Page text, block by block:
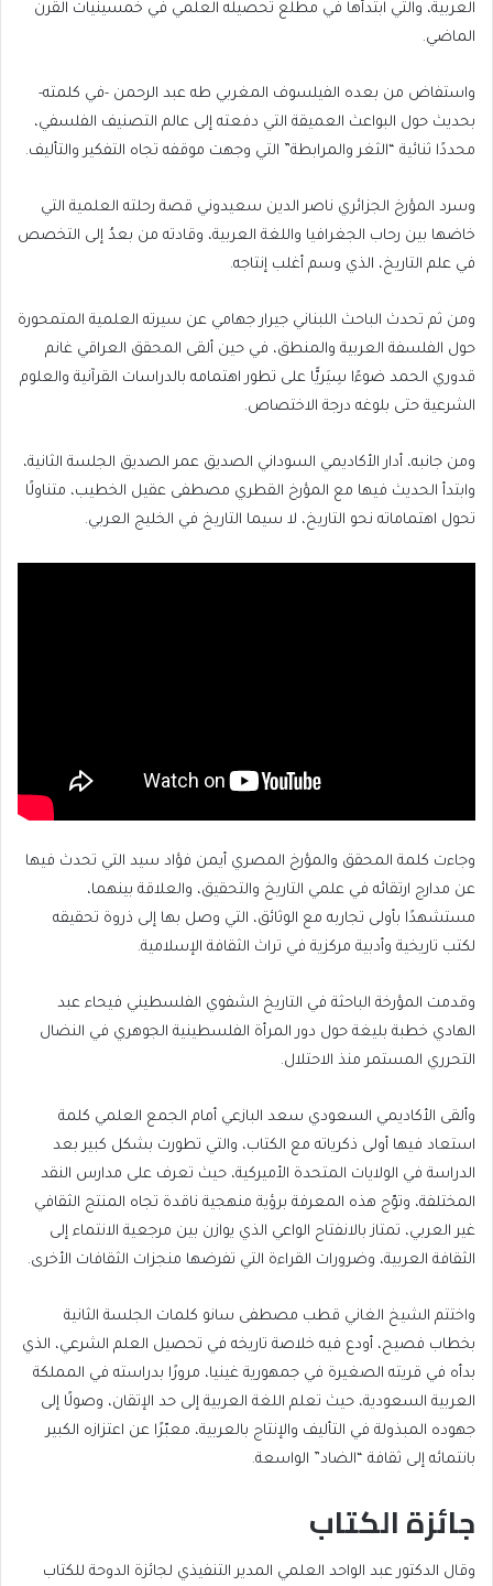
العربية، والتي ابتدأها في مطلع تحصيله العلمي في خمسينيات القرن
الماضي.
واستفاض من بعده الفيلسوف المغربي طه عبد الرحمن -في كلمته-
بحديث حول البواعث العميقة التي دفعته إلى عالم التصنيف الفلسفي،
محددًا ثنائية “الثغر والمرابطة” التي وجهت موقفه تجاه التفكير والتأليف.
وسرد المؤرخ الجزائري ناصر الدين سعيدوني قصة رحلته العلمية التي
خاضها بين رحاب الجغرافيا واللغة العربية، وقادته من بعدُ إلى التخصص
في علم التاريخ، الذي وسم أغلب إنتاجه.
ومن ثم تحدث الباحث اللبناني جيرار جهامي عن سيرته العلمية المتمحورة
حول الفلسفة العربية والمنطق، في حين ألقى المحقق العراقي غانم
قدوري الحمد ضوءًا سِيَريًّا على تطور اهتمامه بالدراسات القرآنية والعلوم
الشرعية حتى بلوغه درجة الاختصاص.
ومن جانبه، أدار الأكاديمي السوداني الصديق عمر الصديق الجلسة الثانية،
وابتدأ الحديث فيها مع المؤرخ القطري مصطفى عقيل الخطيب، متناولًا
تحول اهتماماته نحو التاريخ، لا سيما التاريخ في الخليج العربي.
وجاءت كلمة المحقق والمؤرخ المصري أيمن فؤاد سيد التي تحدث فيها
عن مدارج ارتقائه في علمي التاريخ والتحقيق، والعلاقة بينهما،
مستشهدًا بأولى تجاربه مع الوثائق، التي وصل بها إلى ذروة تحقيقه
لكتب تاريخية وأدبية مركزية في تراث الثقافة الإسلامية.
وقدمت المؤرخة الباحثة في التاريخ الشفوي الفلسطيني فيحاء عبد
الهادي خطبة بليغة حول دور المرأة الفلسطينية الجوهري في النضال
التحرري المستمر منذ الاحتلال.
وألقى الأكاديمي السعودي سعد البازعي أمام الجمع العلمي كلمة
استعاد فيها أولى ذكرياته مع الكتاب، والتي تطورت بشكل كبير بعد
الدراسة في الولايات المتحدة الأميركية، حيث تعرف على مدارس النقد
المختلفة، وتوّج هذه المعرفة برؤية منهجية ناقدة تجاه المنتج الثقافي
غير العربي، تمتاز بالانفتاح الواعي الذي يوازن بين مرجعية الانتماء إلى
الثقافة العربية، وضرورات القراءة التي تفرضها منجزات الثقافات الأخرى.
واختتم الشيخ الغاني قطب مصطفى سانو كلمات الجلسة الثانية
بخطاب فصيح، أودع فيه خلاصة تاريخه في تحصيل العلم الشرعي، الذي
بدأه في قريته الصغيرة في جمهورية غينيا، مرورًا بدراسته في المملكة
العربية السعودية، حيث تعلم اللغة العربية إلى حد الإتقان، وصولًا إلى
جهوده المبذولة في التأليف والإنتاج بالعربية، معبّرًا عن اعتزازه الكبير
بانتمائه إلى ثقافة “الضاد” الواسعة.
جائزة الكتاب
وقال الدكتور عبد الواحد العلمي المدير التنفيذي لجائزة الدوحة للكتاب